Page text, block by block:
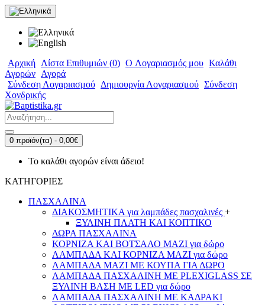
Αρχική Λίστα Επιθυμιών (0) O Λογαριασμός μου Καλάθι
Αγορών Αγορά
Σύνδεση Λογαριασμού Δημιουργία Λογαριασμού Σύνδεση
Χονδρικής
0 προϊόν(τα) - 0,00€
Το καλάθι αγορών είναι άδειο!
ΚΑΤΗΓΟΡΙΕΣ
ΠΑΣΧΑΛΙΝΑ
ΔΙΑΚΟΣΜΗΤΙΚΑ για λαμπάδες πασχαλινές +
ΞΥΛΙΝΗ ΠΛΑΤΗ ΚΑΙ ΚΟΠΤΙΚΟ
ΔΩΡΑ ΠΑΣΧΑΛΙΝΑ
ΚΟΡΝΙΖΑ ΚΑΙ ΒΟΤΣΑΛΟ ΜΑΖΙ για δώρο
ΛΑΜΠΑΔΑ ΚΑΙ ΚΟΡΝΙΖΑ ΜΑΖΙ για δώρο
ΛΑΜΠΑΔΑ ΜΑΖΙ ΜΕ ΚΟΥΠΑ ΓΙΑ ΔΩΡΟ
ΛΑΜΠΑΔΑ ΠΑΣΧΑΛΙΝΗ ΜΕ PLEXIGLASS ΣΕ
ΞΥΛΙΝΗ ΒΑΣΗ ΜΕ LED για δώρο
ΛΑΜΠΑΔΑ ΠΑΣΧΑΛΙΝΗ ΜΕ ΚΑΔΡΑΚΙ